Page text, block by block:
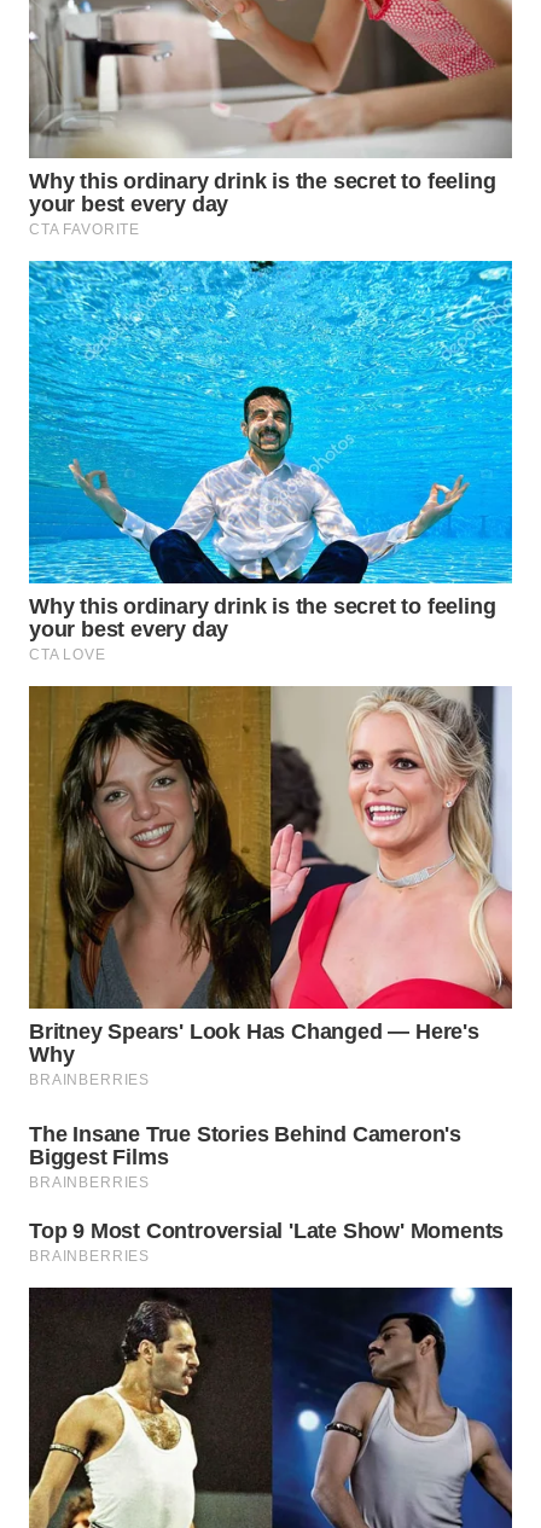
WN
DEPOK
WN
TAPANULI
UTARA
WN
SAMOSIR
WN
PADANG
LAWAS
WN
SUMEDANG
WN
CIANJUR
WN
SERIBU
WN
TANGERANG
WN
BINJAI
WN
CIREBON
WN
INDRAMAYU
WN
KUNINGAN
MAJALENGKA
WN
SUKABUMI
WN
PURWAKARTA